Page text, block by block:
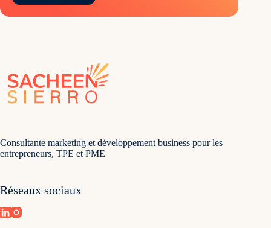
Consultante marketing et développement business pour les
entrepreneurs, TPE et PME
Réseaux sociaux